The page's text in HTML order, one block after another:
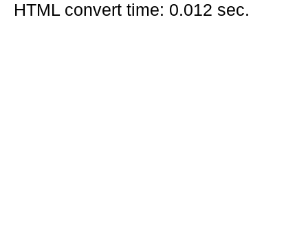
HTML convert time: 0.012 sec.